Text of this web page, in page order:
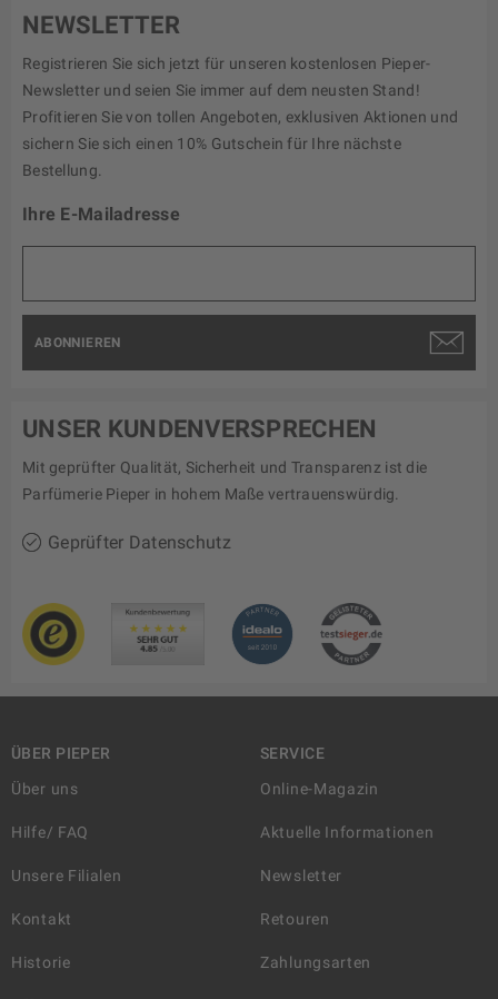
NEWSLETTER
Registrieren Sie sich jetzt für unseren kostenlosen Pieper-
Newsletter und seien Sie immer auf dem neusten Stand!
Profitieren Sie von tollen Angeboten, exklusiven Aktionen und
sichern Sie sich einen 10% Gutschein für Ihre nächste
Bestellung.
Ihre E-Mailadresse
ABONNIEREN
UNSER KUNDENVERSPRECHEN
Mit geprüfter Qualität, Sicherheit und Transparenz ist die
Parfümerie Pieper in hohem Maße vertrauenswürdig.
Geprüfter Datenschutz
ÜBER PIEPER
Über uns
Hilfe/ FAQ
Unsere Filialen
Kontakt
Historie
SERVICE
Online-Magazin
Aktuelle Informationen
Newsletter
Retouren
Zahlungsarten